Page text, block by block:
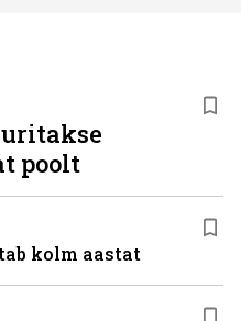
poolt
kolm aastat